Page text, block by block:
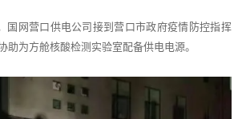
国网营口供电公司接到营口市政府疫情防控指挥
助为方舱核酸检测实验室配备供电电源。